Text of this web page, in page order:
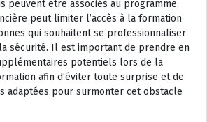
peuvent être associés au programme.
peut limiter l’accès à la formation
qui souhaitent se professionnaliser
sécurité. Il est important de prendre en
potentiels lors de la
afin d’éviter toute surprise et de
adaptées pour surmonter cet obstacle